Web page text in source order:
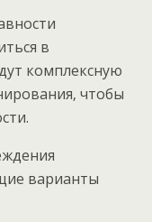
в
комплексную
чтобы
варианты